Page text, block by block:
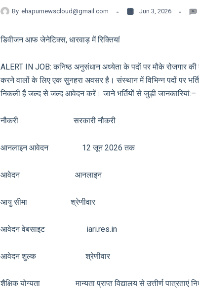
By ehapurnewscloud@gmail.com Jun 3, 2026
डिवीजन आफ जेनेटिक्स, धारवाड़ में रिक्तियां
ALERT IN JOB: कनिष्ठ अनुसंधान अध्येता के पदों पर मौके रोजगार
करने वालों के लिए एक सुनहरा अवसर है। संस्थान में विभिन्न पदों पर
निकली हैं जल्द से जल्द आवेदन करें। जाने भर्तियों से जुड़ी जानकारियां:–
नौकरी सरकारी नौकरी
आनलाइन आवेदन 12 जून 2026 तक
आवेदन आनलाइन
आयु सीमा श्रेणीवार
आवेदन वेबसाइट iari.res.in
आवेदन शुल्क श्रेणीवार
शैक्षिक योग्यता मान्यता प्राप्त विद्यालय से उत्तीर्ण पात्रताएं